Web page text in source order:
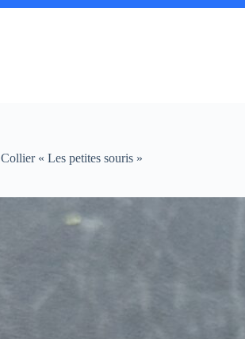
Collier « Les petites souris »